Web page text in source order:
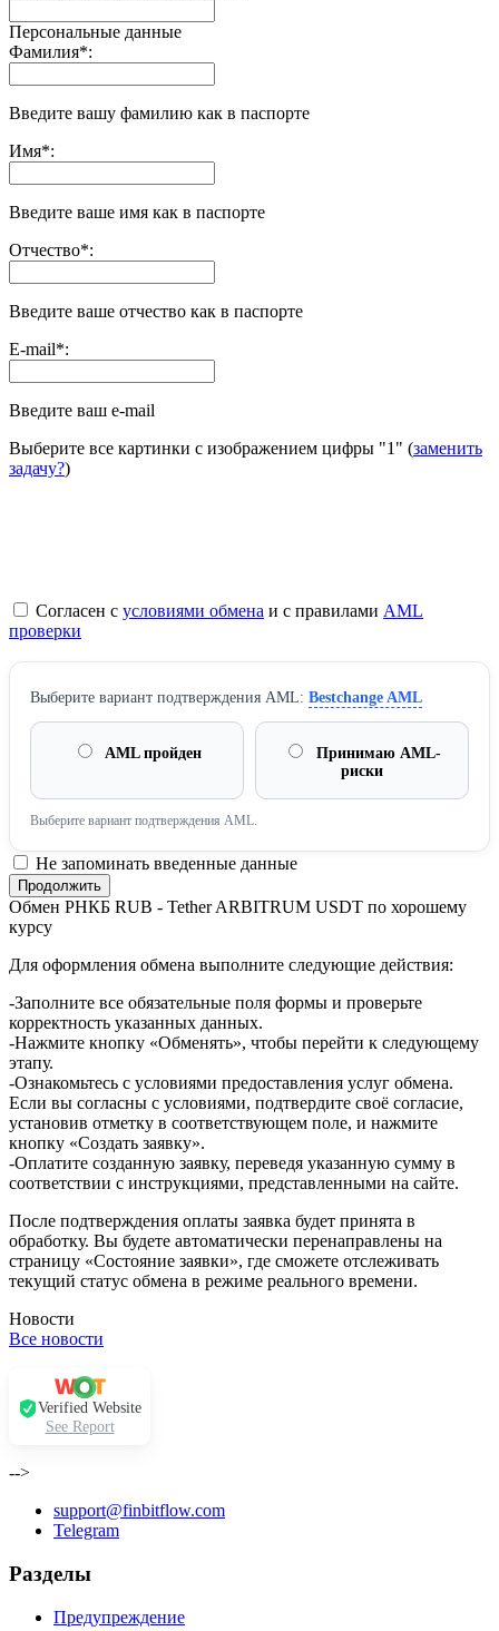
Персональные данные
Фамилия*:
Введите вашу фамилию как в паспорте
Имя*:
Введите ваше имя как в паспорте
Отчество*:
Введите ваше отчество как в паспорте
E-mail*:
Введите ваш e-mail
Выберите все картинки с изображением цифры "1" (заменить
задачу?)
Согласен с условиями обмена и с правилами AML
проверки
Выберите вариант подтверждения AML: Bestchange AML
AML пройден
Принимаю AML-
риски
Выберите вариант подтверждения AML.
Не запоминать введенные данные
Обмен РНКБ RUB - Tether ARBITRUM USDT по хорошему
курсу
Для оформления обмена выполните следующие действия:
-Заполните все обязательные поля формы и проверьте
корректность указанных данных.
-Нажмите кнопку «Обменять», чтобы перейти к следующему
этапу.
-Ознакомьтесь с условиями предоставления услуг обмена.
Если вы согласны с условиями, подтвердите своё согласие,
установив отметку в соответствующем поле, и нажмите
кнопку «Создать заявку».
-Оплатите созданную заявку, переведя указанную сумму в
соответствии с инструкциями, представленными на сайте.
После подтверждения оплаты заявка будет принята в
обработку. Вы будете автоматически перенаправлены на
страницу «Состояние заявки», где сможете отслеживать
текущий статус обмена в режиме реального времени.
Новости
Все новости
Verified Website
See Report
-->
support@finbitflow.com
Telegram
Разделы
Предупреждение